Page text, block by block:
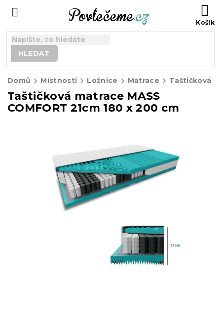
HLEDAT
Domů Místnosti Ložnice Matrace
Taštičková matrace MASS
COMFORT 21cm 180 x 200 cm